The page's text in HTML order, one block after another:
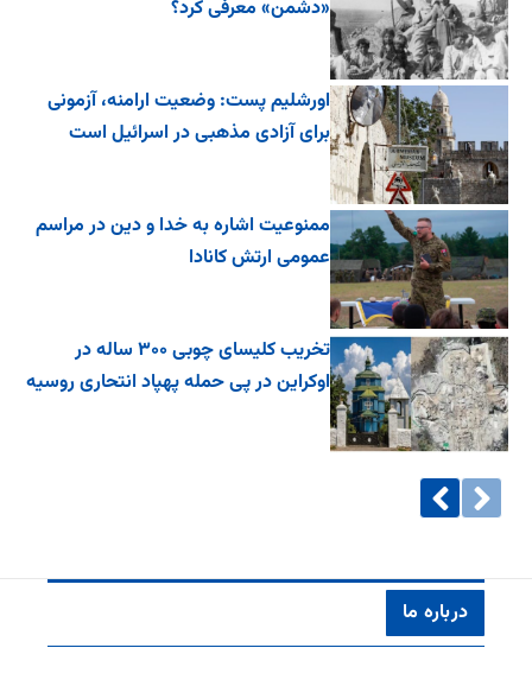
«دشمن» معرفی کرد؟
اورشلیم پست: وضعیت ارامنه، آزمونی
برای آزادی مذهبی در اسرائیل است
ممنوعیت اشاره به خدا و دین در مراسم
عمومی ارتش کانادا
تخریب کلیسای چوبی ۳۰۰ ساله در
اوکراین در پی حمله پهپاد انتحاری روسیه
درباره ما